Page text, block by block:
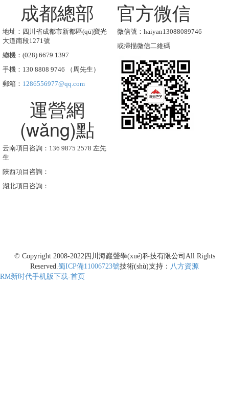
成都總部
地址：四川省成都市新都區(qū)寶光
大道南段1271號
總機：(028) 6679 1397
手機：130 8808 9746 （周先生）
郵箱： 1286556977@qq.com
運營網
(wǎng)點
云南項目咨詢：136 9875 2578 左先
生
陜西項目咨詢：
湖北項目咨詢：
官方微信
微信號：haiyan13088089746
或掃描微信二維碼
© Copyright 2008-2022 四川海巖聲學(xué)科技有限公司 All Rights
Reserved. 蜀ICP備11006723號技術(shù)支持： 八方資源
RM新时代手机版下载-首页